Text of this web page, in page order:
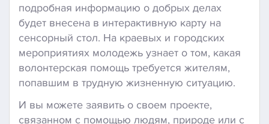
подробная информацию о добрых делах
будет внесена в интерактивную карту на
сенсорный стол. На краевых и городских
мероприятиях молодежь узнает о том, какая
волонтерская помощь требуется жителям,
попавшим в трудную жизненную ситуацию.
И вы можете заявить о своем проекте,
связанном с помощью людям, природе или с